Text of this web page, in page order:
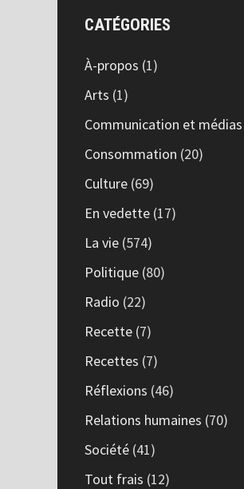
CATÉGORIES
À-propos (1)
Arts (1)
Communication et
Consommation (20)
Culture (69)
En vedette (17)
La vie (574)
Politique (80)
Radio (22)
Recette (7)
Recettes (7)
Réflexions (46)
Relations humaines (70)
Société (41)
Tout frais (12)